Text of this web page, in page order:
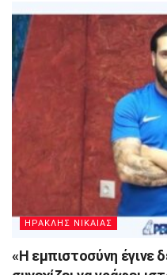
ΗΡΑΚΛΗΣ ΝΙΚΑΙΑΣ
«Η εμπιστοσύνη έγινε